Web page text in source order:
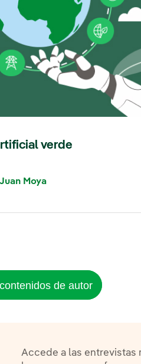
verde
Moya
de autor
Accede a las entrevistas